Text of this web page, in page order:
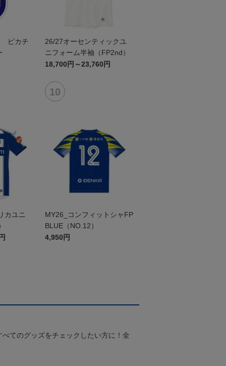
ピカチ
26/27オーセンティックユ
ニフォーム半袖（FP2nd）
18,700円～23,760円
カユニ
MY26_コンフィットシャFP
BLUE（NO.12）
4,950円
てのグッズをチェックしたい方に！全